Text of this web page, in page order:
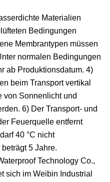
Materialien
Bedingungen
Membrantypen müssen
normalen Bedingungen
ab Produktionsdatum. 4)
beim Transport vertikal
von Sonnenlicht und
6) Der Transport- und
Feuerquelle entfernt
40 °C nicht
5 Jahre.
Technology Co.,
sich im Weibin Industrial